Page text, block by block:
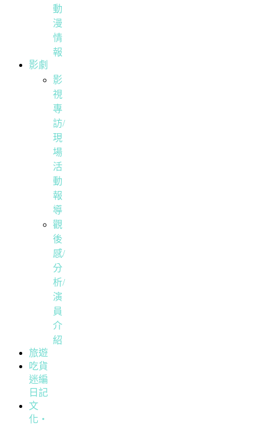
動
漫
情
報
影劇
影
視
專
訪/
現
場
活
動
報
導
觀
後
感/
分
析/
演
員
介
紹
旅遊
吃貨
迷編
日記
文
化・